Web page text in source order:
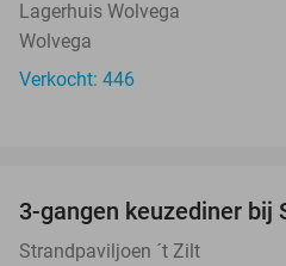
Lagerhuis Wolvega
Wolvega
Verkocht: 446
3-gangen keuzediner bij
Strandpaviljoen ´t Zilt